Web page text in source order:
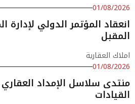
01/08/2026
انعقاد المؤتمر الدولي لإدارة
المقبل
املاك العقارية
01/08/2026
منتدى سلاسل الإمداد
القيادات